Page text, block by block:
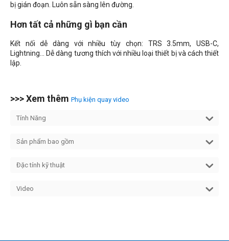
bị gián đoạn. Luôn sẵn sàng lên đường.
Hơn tất cả những gì bạn cần
Kết nối dễ dàng với nhiều tùy chọn: TRS 3.5mm, USB-C,
Lightning... Dễ dàng tương thích với nhiều loại thiết bị và cách thiết
lập.
>>> Xem thêm Phụ kiện quay video
Tính Năng
Sản phẩm bao gồm
Đặc tính kỹ thuật
Video